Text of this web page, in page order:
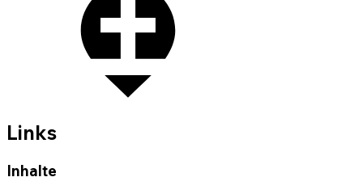
Links
Inhalte